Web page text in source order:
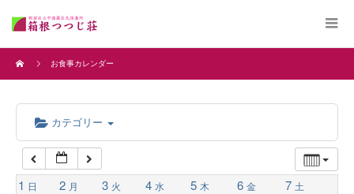
お食事カレンダー
カテゴリー
1 日 2 月 3 火 4 水 5 木 6 金 7 土
4:00 AM
6:00 AM
7:00 AM